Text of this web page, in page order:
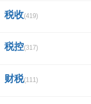
财务报表包括资产
务报告的主要部分
资料。国税是国家
税收(419)
税控(317)
财税(111)